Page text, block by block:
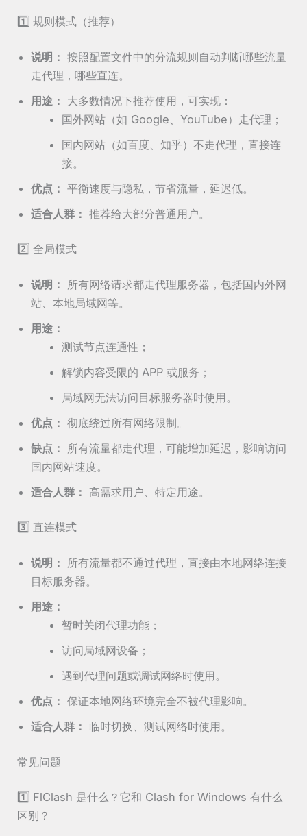
1️⃣ 规则模式（推荐）
说明： 按照配置文件中的分流规则自动判断哪些流量
走代理，哪些直连。
用途： 大多数情况下推荐使用，可实现：
国外网站（如 Google、YouTube）走代理；
国内网站（如百度、知乎）不走代理，直接连
接。
优点： 平衡速度与隐私，节省流量，延迟低。
适合人群： 推荐给大部分普通用户。
2️⃣ 全局模式
说明：
所有网络请求都走代理服务器，包括国内外网
站、本地局域网等。
用途：
测试节点连通性；
解锁内容受限的 APP 或服务；
局域网无法访问目标服务器时使用。
优点： 彻底绕过所有网络限制。
缺点：
所有流量都走代理，可能增加延迟，影响访问
国内网站速度。
适合人群： 高需求用户、特定用途。
3️⃣ 直连模式
说明： 所有流量都不通过代理，直接由本地网络连接
目标服务器。
用途：
暂时关闭代理功能；
访问局域网设备；
遇到代理问题或调试网络时使用。
优点： 保证本地网络环境完全不被代理影响。
适合人群： 临时切换、测试网络时使用。
常见问题
1️⃣ FlClash 是什么？它和 Clash for Windows 有什么
区别？